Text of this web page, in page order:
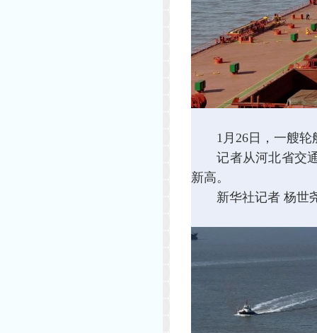
1月26日，一艘轮
记者从河北省交通
新高。
新华社记者 杨世